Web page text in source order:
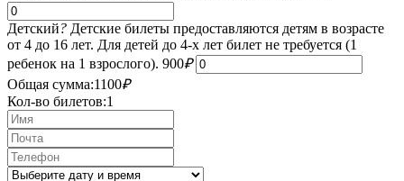
Детский? Детские билеты предоставляются детям в возрасте
от 4 до 16 лет. Для детей до 4-х лет билет не требуется (1
ребенок на 1 взрослого). 900₽
Общая сумма:1100₽
Кол-во билетов:1